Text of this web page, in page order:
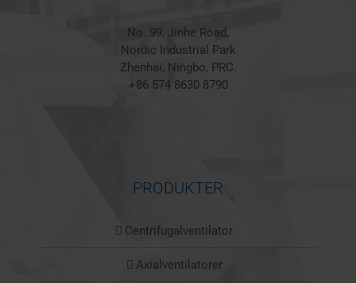
No. 99, Jinhe Road,
Nordic Industrial Park
Zhenhai, Ningbo, PRC.
+86 574 8630 8790
PRODUKTER
Centrifugalventilator
Axialventilatorer